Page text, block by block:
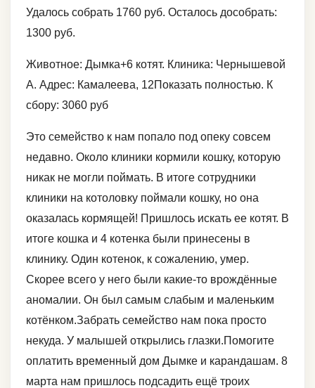
Удалось собрать 1760 руб. Осталось дособрать:
1300 руб.
Животное: Дымка+6 котят. Клиника: Чернышевой
А. Адрес: Камалеева, 12Показать полностью. К
сбору: 3060 руб
Это семейство к нам попало под опеку совсем
недавно. Около клиники кормили кошку, которую
никак не могли поймать. В итоге сотрудники
клиники на котоловку поймали кошку, но она
оказалась кормящей! Пришлось искать ее котят. В
итоге кошка и 4 котенка были принесены в
клинику. Один котенок, к сожалению, умер.
Скорее всего у него были какие-то врождённые
аномалии. Он был самым слабым и маленьким
котёнком.Забрать семейство нам пока просто
некуда. У малышей открылись глазки.Помогите
оплатить временный дом Дымке и карандашам. 8
марта нам пришлось подсадить ещё троих